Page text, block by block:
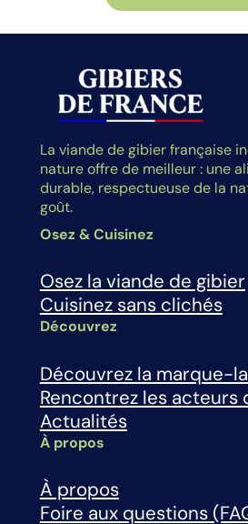
La viande de gibier française
nature offre de meilleur : une
durable, respectueuse de la
goût.
Osez & Cuisinez
Osez la viande de gibier
Cuisinez sans clichés
Découvrez
Découvrez la marque-
Rencontrez les acteurs
Actualités
À propos
À propos
Foire aux questions